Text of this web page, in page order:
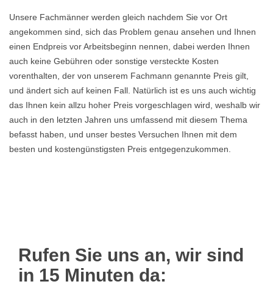
Unsere Fachmänner werden gleich nachdem Sie vor Ort
angekommen sind, sich das Problem genau ansehen und Ihnen
einen Endpreis vor Arbeitsbeginn nennen, dabei werden Ihnen
auch keine Gebühren oder sonstige versteckte Kosten
vorenthalten, der von unserem Fachmann genannte Preis gilt,
und ändert sich auf keinen Fall. Natürlich ist es uns auch wichtig
das Ihnen kein allzu hoher Preis vorgeschlagen wird, weshalb wir
auch in den letzten Jahren uns umfassend mit diesem Thema
befasst haben, und unser bestes Versuchen Ihnen mit dem
besten und kostengünstigsten Preis entgegenzukommen.
Rufen Sie uns an, wir sind
in 15 Minuten da: